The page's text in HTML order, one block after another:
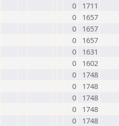
0
1711
0
1657
0
1657
0
1657
0
1631
0
1602
0
1748
0
1748
0
1748
0
1748
0
1748